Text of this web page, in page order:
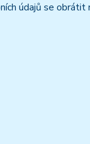
údajů se obrátit